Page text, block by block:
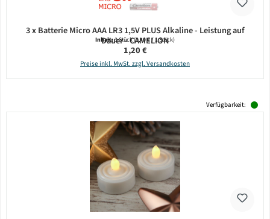
3 x Batterie Micro AAA LR3 1,5V PLUS Alkaline - Leistung auf
Dauer - CAMELION
Inhalt:3 Stück(0,40 € / 1 Stück)
Regulärer Preis:
1,20 €
Preise inkl. MwSt. zzgl. Versandkosten
Verfügbarkeit: